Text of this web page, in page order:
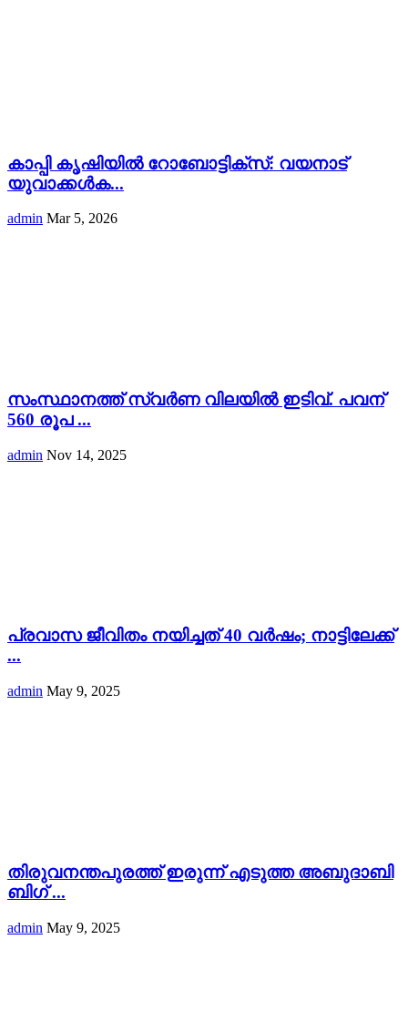
കാപ്പി കൃഷിയിൽ റോബോട്ടിക്സ്: വയനാട്
യുവാക്കൾക...
admin Mar 5, 2026
സംസ്ഥാനത്ത് സ്വർണ വിലയിൽ ഇടിവ്. പവന്
560 രൂപ ...
admin Nov 14, 2025
പ്രവാസ ജീവിതം നയിച്ചത് 40 വർഷം; നാട്ടിലേക്ക്
...
admin May 9, 2025
തിരുവനന്തപുരത്ത് ഇരുന്ന് എടുത്ത അബുദാബി
ബിഗ് ...
admin May 9, 2025